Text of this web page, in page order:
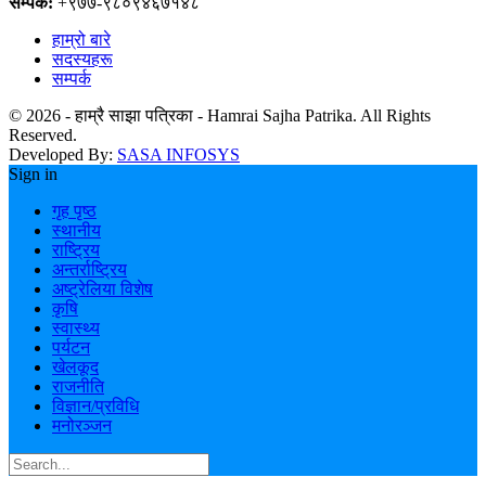
हाम्रो बारे
सदस्यहरू
सम्पर्क
© 2026 - हाम्रै साझा पत्रिका - Hamrai Sajha Patrika. All Rights
Reserved.
Developed By: SASA INFOSYS
Sign in
गृह पृष्ठ
स्थानीय
राष्ट्रिय
अन्तर्राष्ट्रिय
अष्ट्रेलिया विशेष
कृषि
स्वास्थ्य
पर्यटन
खेलकूद
राजनीति
विज्ञान/प्रविधि
मनोरञ्जन